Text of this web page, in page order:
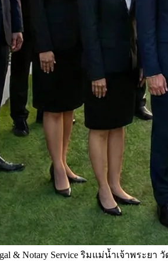
& Notary Service ริมแม่น้ำเจ้าพระยา